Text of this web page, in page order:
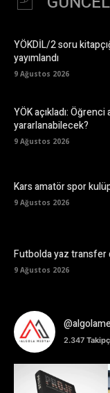
YÖKDİL/2 soru
yayımlandı
9 Ağustos 2026
YÖK açıkladı:
yararlanabilecek?
9 Ağustos 2026
Kars amatör spor
9 Ağustos 2026
Futbolda yaz transfer
9 Ağustos 2026
2.347